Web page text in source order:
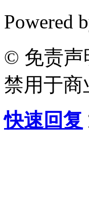
Powered
© 免责声
禁用于商
快速回复